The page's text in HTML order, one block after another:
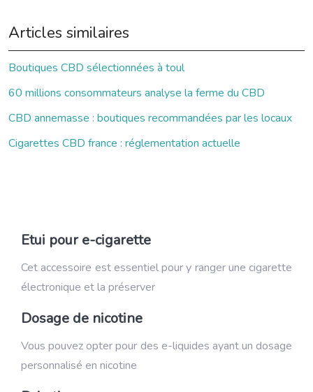
Articles similaires
Boutiques CBD sélectionnées à toul
60 millions consommateurs analyse la ferme du CBD
CBD annemasse : boutiques recommandées par les locaux
Cigarettes CBD france : réglementation actuelle
Etui pour e-cigarette
Cet accessoire est essentiel pour y ranger une cigarette
électronique et la préserver
Dosage de nicotine
Vous pouvez opter pour des e-liquides ayant un dosage
personnalisé en nicotine